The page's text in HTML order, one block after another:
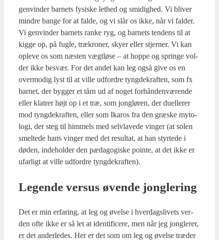
gen­vin­der bar­nets fysi­ske let­hed og smi­dig­hed. Vi bli­ver
min­dre ban­ge for at fal­de, og vi slår os ikke, når vi fal­der.
Vi gen­vin­der bar­nets ran­ke ryg, og bar­nets ten­dens til at
kig­ge op, på fug­le, trækro­ner, sky­er eller stjer­ner. Vi kan
ople­ve os som næsten vægt­lø­se – at hop­pe og sprin­ge vol­
der ikke besvær. For det andet kan leg også give os en
over­modig lyst til at vil­le udfor­dre tyng­de­kraf­ten, som fx
bar­net, der byg­ger et tårn ud af noget for­hån­den­væ­ren­de
eller kla­trer højt op i et træ, som jong­lø­ren, der duel­le­rer
mod tyng­de­kraf­ten, eller som Ika­ros fra den græ­ske myto­
lo­gi, der steg til him­mels med selvla­ve­de vin­ger (at solen
smel­te­de hans vin­ger med det resul­tat, at han styr­te­de i
døden, inde­hol­der den pæda­go­gi­ske poin­te, at det ikke er
ufar­ligt at vil­le udfor­dre tyng­de­kraf­ten).
Legen­de ver­sus øven­de jong­le­ring
Det er min erfa­ring, at leg og øvel­se i hver­dags­li­vets ver­
den ofte ikke er så let at iden­ti­fi­ce­re, men når jeg jong­le­rer,
er det ander­le­des. Her er det som om leg og øvel­se træ­der